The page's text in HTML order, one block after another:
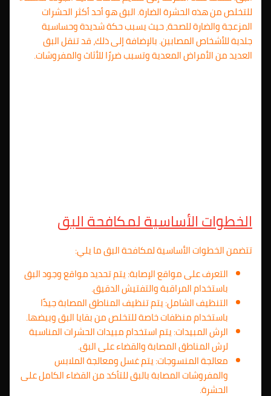
للتخلص من هذه الحشرة الضارة. البق هو أحد أكثر الحشرات
المزعجة والضارة للصحة، حيث يسبب حكة شديدة وحساسية
جلدية للأشخاص المصابين. بالإضافة إلى ذلك، قد تنقل البق
العديد من الأمراض المعدية وتسبب ضررًا للأثاث والمفروشات.
الخطوات الأساسية لمكافحة البق
تتضمن الخطوات الأساسية لمكافحة البق ما يلي:
التعرف على مواقع الإصابة: يتم تحديد مواقع وجود البق
باستخدام المراقبة والتفتيش الدقيق.
التنظيف الشامل: يتم تنظيف المناطق المصابة جيدًا
باستخدام منظفات خاصة للتخلص من بقايا البق وبيضها.
الرش المبيدات: يتم استخدام مبيدات الحشرات المناسبة
لرش المناطق المصابة والقضاء على البق.
معالجة المنسوجات: يتم غسل ومعالجة الملابس
والمفروشات المصابة بالبق للتأكد من القضاء الكامل على
الحشرة.